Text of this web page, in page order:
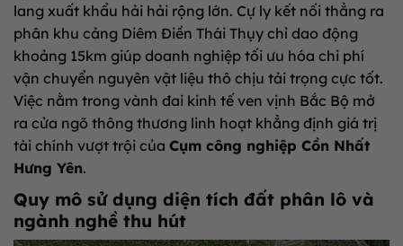
lang xuất khẩu hải hải rộng lớn. Cự ly kết nối thẳng ra
phân khu cảng Diêm Điền Thái Thụy chỉ dao động
khoảng 15km giúp doanh nghiệp tối ưu hóa chi phí
vận chuyển nguyên vật liệu thô chịu tải trọng cực tốt.
Việc nằm trong vành đai kinh tế ven vịnh Bắc Bộ mở
ra cửa ngõ thông thương linh hoạt khẳng định giá trị
tài chính vượt trội của Cụm công nghiệp Cồn Nhất
Hưng Yên.
Quy mô sử dụng diện tích đất phân lô và
ngành nghề thu hút